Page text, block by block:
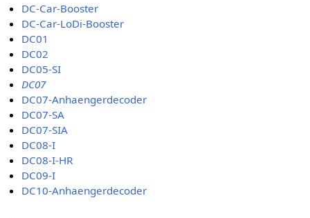
DC-Car-Booster
DC-Car-LoDi-Booster
DC01
DC02
DC05-SI
DC07
DC07-Anhaengerdecoder
DC07-SA
DC07-SIA
DC08-I
DC08-I-HR
DC09-I
DC10-Anhaengerdecoder